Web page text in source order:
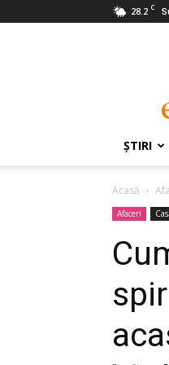
28.2 C
ŞTIRI
Acasă
Afaceri